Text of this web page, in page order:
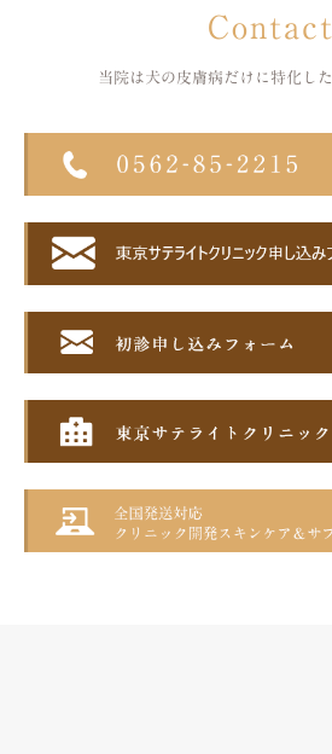
Contact
当院は犬の皮膚病だけに特化した